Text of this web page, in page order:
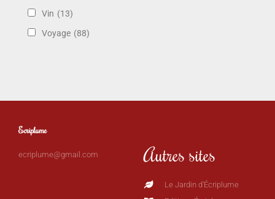
Vin (13)
Voyage (88)
Ecriplume
ecriplume@gmail.com Autres sites
Le Jardin d'Écriplume